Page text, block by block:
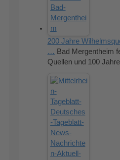
200 Jahre
… Bad Mergentheim
Quellen und 100